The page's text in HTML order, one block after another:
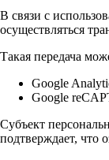
В связи с
осуществляться
Такая передача
Google
Google
Субъект
подтверждает, что